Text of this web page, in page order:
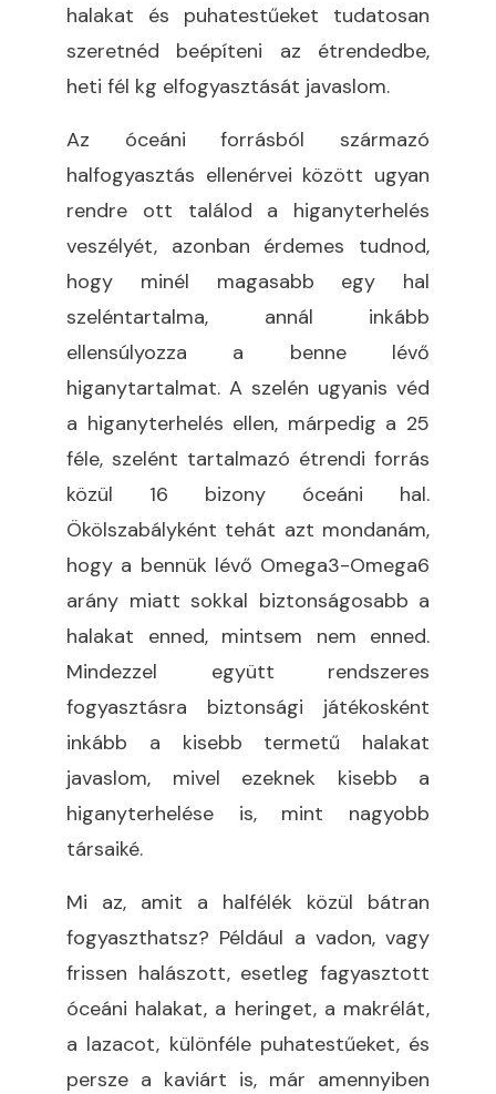
halakat és puhatestűeket tudatosan
szeretnéd beépíteni az étrendedbe,
heti fél kg elfogyasztását javaslom.
Az óceáni forrásból származó
halfogyasztás ellenérvei között ugyan
rendre ott találod a higanyterhelés
veszélyét, azonban érdemes tudnod,
hogy minél magasabb egy hal
szeléntartalma, annál inkább
ellensúlyozza a benne lévő
higanytartalmat. A szelén ugyanis véd
a higanyterhelés ellen, márpedig a 25
féle, szelént tartalmazó étrendi forrás
közül 16 bizony óceáni hal.
Ökölszabályként tehát azt mondanám,
hogy a bennük lévő Omega3-Omega6
arány miatt sokkal biztonságosabb a
halakat enned, mintsem nem enned.
Mindezzel együtt rendszeres
fogyasztásra biztonsági játékosként
inkább a kisebb termetű halakat
javaslom, mivel ezeknek kisebb a
higanyterhelése is, mint nagyobb
társaiké.
Mi az, amit a halfélék közül bátran
fogyaszthatsz? Például a vadon, vagy
frissen halászott, esetleg fagyasztott
óceáni halakat, a heringet, a makrélát,
a lazacot, különféle puhatestűeket, és
persze a kaviárt is, már amennyiben